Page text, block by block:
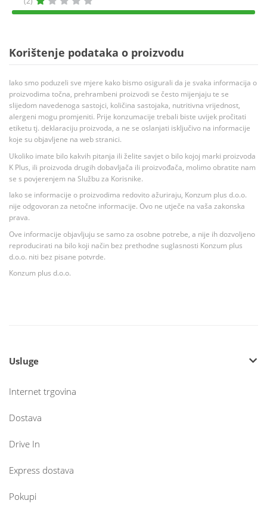
Korištenje podataka o proizvodu
Iako smo poduzeli sve mjere kako bismo osigurali da je svaka informacija o
proizvodima točna, prehrambeni proizvodi se često mijenjaju te se
slijedom navedenoga sastojci, količina sastojaka, nutritivna vrijednost,
alergeni mogu promjeniti. Prije konzumacije trebali biste uvijek pročitati
etiketu tj. deklaraciju proizvoda, a ne se oslanjati isključivo na informacije
koje su objavljene na web stranici.
Ukoliko imate bilo kakvih pitanja ili želite savjet o bilo kojoj marki proizvoda
K Plus, ili proizvoda drugih dobavljača ili proizvođača, molimo obratite nam
se s povjerenjem na Službu za Korisnike.
Iako se informacije o proizvodima redovito ažuriraju, Konzum plus d.o.o.
nije odgovoran za netočne informacije. Ovo ne utječe na vaša zakonska
prava.
Ove informacije objavljuju se samo za osobne potrebe, a nije ih dozvoljeno
reproducirati na bilo koji način bez prethodne suglasnosti Konzum plus
d.o.o. niti bez pisane potvrde.
Konzum plus d.o.o.
Usluge
Internet trgovina
Dostava
Drive In
Express dostava
Pokupi